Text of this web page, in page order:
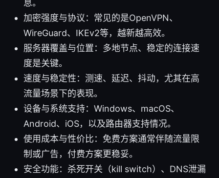
息。
加密强度与协议：常见的是OpenVPN、
WireGuard、IKEv2等，越新越高效。
服务器覆盖与位置：多地节点、稳定的连接速
度是关键。
速度与稳定性：测速、延迟、抖动，尤其在高
流量场景下的表现。
设备与系统支持：Windows、macOS、
Android、iOS，以及路由器支持情况。
使用成本与性价比：免费方案通常伴随流量限
制或广告，付费方案更稳妥。
安全功能：杀死开关（kill switch）、DNS泄漏